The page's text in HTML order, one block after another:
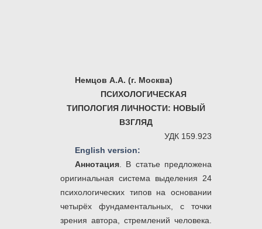
Немцов А.А. (г. Москва)
ПСИХОЛОГИЧЕСКАЯ
ТИПОЛОГИЯ ЛИЧНОСТИ: НОВЫЙ
ВЗГЛЯД
УДК 159.923
English version:
Аннотация . В статье предложена
оригинальная система выделения 24
психологических типов на основании
четырёх фундаментальных, с точки
зрения автора, стремлений человека.